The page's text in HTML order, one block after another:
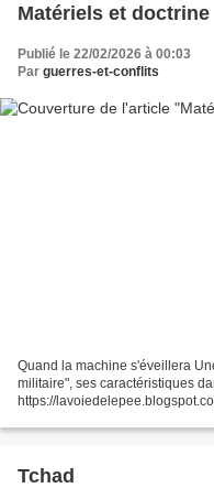
Matériels et doctrine
Publié le 22/02/2026 à 00:03
Par guerres-et-conflits
Quand la machine s'éveillera
militaire", ses caractéristiques
https://
Tchad